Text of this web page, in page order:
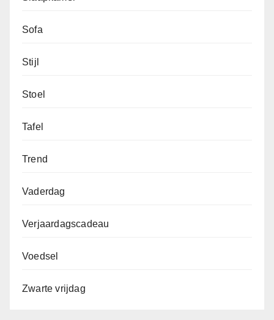
Sofa
Stijl
Stoel
Tafel
Trend
Vaderdag
Verjaardagscadeau
Voedsel
Zwarte vrijdag